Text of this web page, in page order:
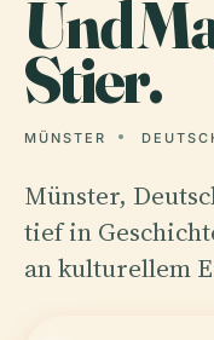
Und
Stier.
MÜNSTER
Münster,
tief in
an kulturellem